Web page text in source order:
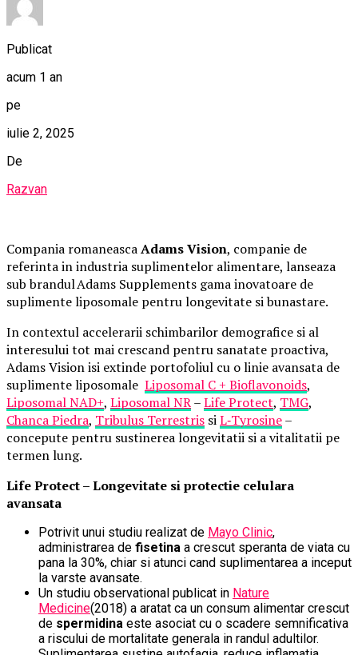
Publicat
acum 1 an
pe
iulie 2, 2025
De
Razvan
Compania romaneascaAdams Vision, companie de
referinta in industria suplimentelor alimentare, lanseaza
sub brandul Adams Supplements gama inovatoare de
suplimente liposomale pentru longevitate si bunastare.
In contextul accelerarii schimbarilor demografice si al
interesului tot mai crescand pentru sanatate proactiva,
Adams Vision isi extinde portofoliul cu o linie avansata de
suplimente liposomale Liposomal C + Bioflavonoids,
Liposomal NAD+, Liposomal NR–Life Protect, TMG,
Chanca Piedra, Tribulus Terrestris siL‑Tyrosine–
concepute pentru sustinerea longevitatii si a vitalitatii pe
termen lung.
Life Protect – Longevitate si protectie celulara
avansata
Potrivit unui studiu realizat de Mayo Clinic,
administrarea de fisetina a crescut speranta de viata cu
pana la 30%, chiar si atunci cand suplimentarea a inceput
la varste avansate.
Un studiu observational publicat in Nature
Medicine(2018) a aratat ca un consum alimentar crescut
de spermidina este asociat cu o scadere semnificativa
a riscului de mortalitate generala in randul adultilor.